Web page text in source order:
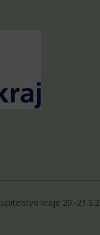
kraje 20.-